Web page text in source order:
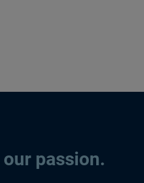
passion.